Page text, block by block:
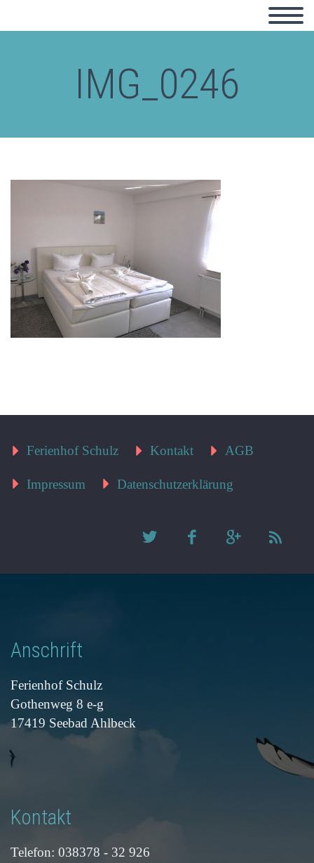
IMG_0246
Ferienhof Schulz Kontakt AGB
Impressum Datenschutzerklärung
Anschrift
Ferienhof Schulz
Gothenweg 8 e-g
17419 Seebad Ahlbeck
Kontakt
Telefon: 038378 - 32 926